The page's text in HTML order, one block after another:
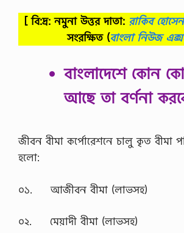
[ বি:দ্র: নমুনা উত্তর দাতা: রাকিব
সংরক্ষিত (বাংলা নিউজ
বাংলাদেশে কোন
আছে তা বর্ণনা
জীবন বীমা কর্পোরেশনে চালু কৃত বীমা
হলো:
০১. আজীবন বীমা (লাভসহ)
০২. মেয়াদী বীমা (লাভসহ)